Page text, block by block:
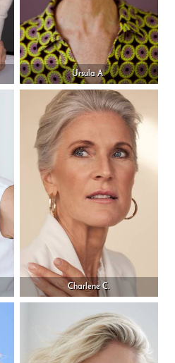
Ursula A.
Charlene C.